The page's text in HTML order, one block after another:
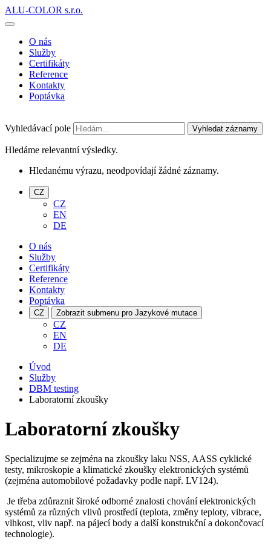
ALU-COLOR s.r.o.
O nás
Služby
Certifikáty
Reference
Kontakty
Poptávka
Vyhledávací pole Vyhledat záznamy
Hledáme relevantní výsledky.
Hledanému výrazu, neodpovídají žádné záznamy.
CZ
CZ
EN
DE
O nás
Služby
Certifikáty
Reference
Kontakty
Poptávka
CZ Zobrazit submenu pro Jazykové mutace
CZ
EN
DE
Úvod
Služby
DBM testing
Laboratorní zkoušky
Laboratorní zkoušky
Specializujme se zejména na zkoušky laku NSS, AASS cyklické
testy, mikroskopie a klimatické zkoušky elektronických systémů
(zejména automobilové požadavky podle např. LV124).
Je třeba zdůraznit široké odborné znalosti chování elektronických
systémů za různých vlivů prostředí (teplota, změny teploty, vibrace,
vlhkost, vliv např. na pájecí body a další konstrukční a dokončovací
technologie).